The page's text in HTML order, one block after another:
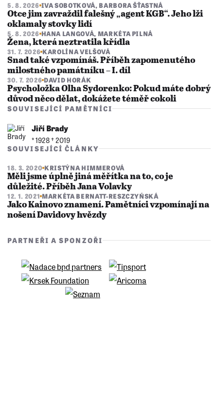
5. 8. 2026 IVA SOBOTKOVÁ, BARBORA ŠŤASTNÁ
Otce jim zavraždil falešný „agent KGB“. Jeho lži
oklamaly stovky lidí
5. 8. 2026 HANA LANGOVÁ, MARKÉTA PILNÁ
Žena, která neztratila křídla
31. 7. 2026 KAROLÍNA VELŠOVÁ
Snad také vzpomínáš. Příběh zapomenutého
milostného památníku – I. díl
30. 7. 2026 DAVID HORÁK
Psycholožka Olha Sydorenko: Pokud máte dobrý
důvod něco dělat, dokážete téměř cokoli
SOUVISEJÍCÍ PAMĚTNÍCI
Jiří Brady
* 1928 †︎ 2019
SOUVISEJÍCÍ ČLÁNKY
18. 3. 2020 KRISTÝNA HIMMEROVÁ
Měli jsme úplně jiná měřítka na to, co je
důležité. Příběh Jana Volavky
12. 1. 2021 MARKÉTA BERNATT-RESZCZYŃSKÁ
Jako Kainovo znamení. Pamětníci vzpomínají na
nošení Davidovy hvězdy
PARTNEŘI A SPONZOŘI